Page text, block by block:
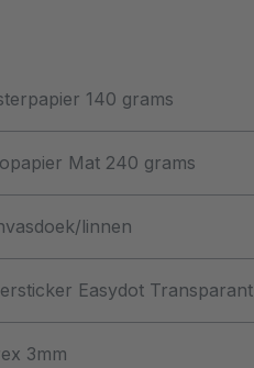
140 grams
Mat 240 grams
linnen
Easydot Transparant
3mm